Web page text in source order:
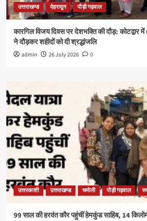
उत्तराखण्ड देहरादून पौड़ी गढ़वाल
कारगिल विजय दिवस पर देशभक्ति की दौड़: कोटद्वार
ने दौड़कर शहीदों को दी श्रद्धांजलि
admin 26 July 2026 0
उत्तरकाशी उत्तराखण्ड चमोली पौड़ी गढ़वाल
99 साल की हरवंत कौर पहुंचीं हेमकुंड साहिब, 14